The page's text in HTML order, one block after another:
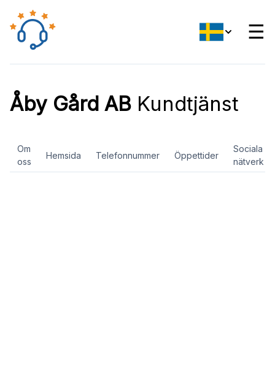
☰
Åby Gård AB Kundtjänst
Om
oss
Hemsida Telefonnummer Öppettider
Sociala
nätverk